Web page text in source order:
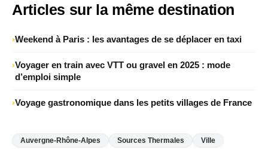
Articles sur la même destination
Weekend à Paris : les avantages de se déplacer en taxi
Voyager en train avec VTT ou gravel en 2025 : mode
d’emploi simple
Voyage gastronomique dans les petits villages de France
Auvergne-Rhône-Alpes Sources Thermales Ville